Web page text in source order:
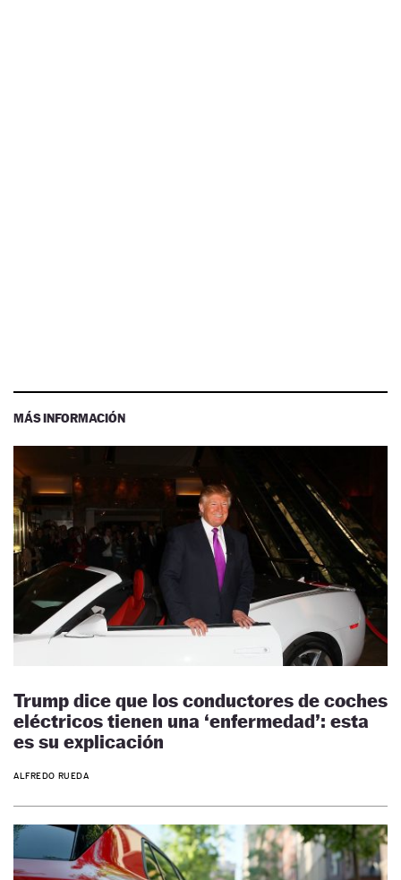
MÁS INFORMACIÓN
Trump dice que los conductores de coches
eléctricos tienen una ‘enfermedad’: esta
es su explicación
ALFREDO RUEDA